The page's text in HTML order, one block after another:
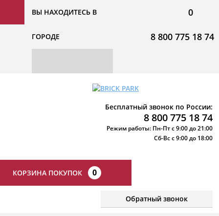
ВЫ НАХОДИТЕСЬ В
ГОРОДЕ
0
8 800 775 18 74
Бесплатный звонок по России:
8 800 775 18 74
Режим работы: Пн-Пт с 9:00 до 21:00
Сб-Вс с 9:00 до 18:00
КОРЗИНА ПОКУПОК 0
Обратный звонок